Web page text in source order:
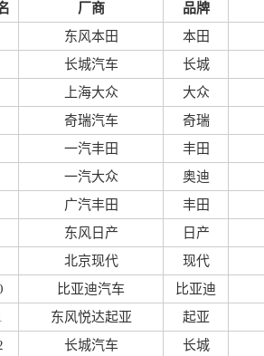
厂商 品牌
东风本田 本田
长城汽车 长城
上海大众 大众
奇瑞汽车 奇瑞
一汽丰田 丰田
一汽大众 奥迪
广汽丰田 丰田
东风日产 日产
北京现代 现代
比亚迪汽车 比亚迪
东风悦达起亚 起亚
长城汽车 长城